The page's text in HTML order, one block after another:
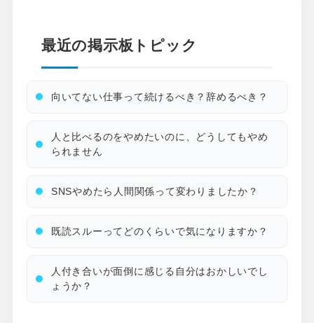
最近の掲示板トピック
向いてない仕事って続けるべき？辞めるべき？
人と比べるのをやめたいのに、どうしてもやめ
られません
SNSやめたら人間関係って変わりましたか？
既読スルーってどのくらいで気になりますか？
人付き合いが面倒に感じる自分はおかしいでし
ょうか？